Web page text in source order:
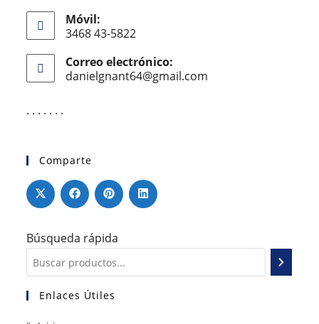
Móvil:
3468 43-5822
Correo electrónico:
danielgnant64@gmail.com
. . . . . . .
Comparte
Búsqueda rápida
Enlaces Útiles